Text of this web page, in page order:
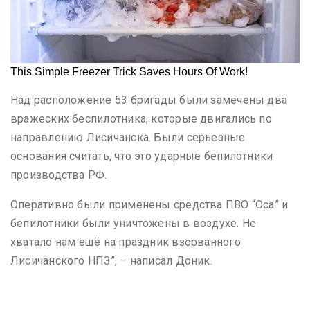
Над расположение 53 бригады были замечены два
вражеских беспилотника, которые двигались по
направлению Лисичанска. Были серьезные
основания считать, что это ударные бепилотники
производства РФ.
Оперативно были применены средства ПВО “Оса” и
бепилотники были уничтожены в воздухе. Не
хватало нам ещё на праздник взорванного
Лисичанского НПЗ”, – написал Доник.